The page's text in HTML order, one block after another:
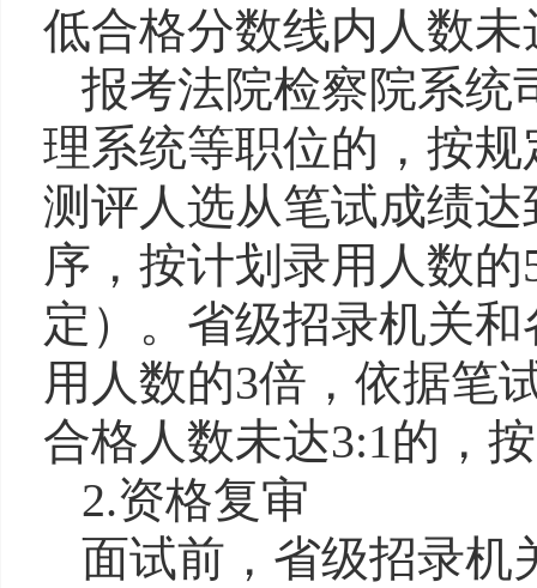
低合格分数线内人数未
报考法院检察院系统
理系统等职位的，按
测评人选从笔试成绩
序，按计划录用人数的
定）。 省级招录机关
用人数的3倍， 依据笔
合格人数未达3:1的，
2.资格复审
面试前，省级招录机